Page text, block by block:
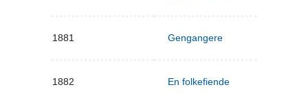
1881 Gengangere
1882 En folkefiende